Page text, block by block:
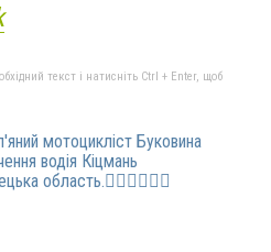
текст і натисніть Ctrl + Enter, щоб
мотоцикліст Буковина
водія Кіцмань
область.